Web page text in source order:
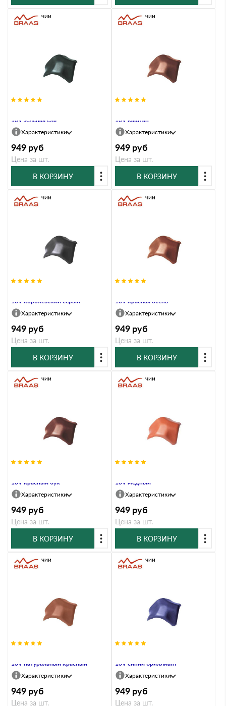
13V зеленая ель
В наличии
Характеристики
949 руб
Цена за шт.
В КОРЗИНУ
13V каштан
В наличии
Характеристики
949 руб
Цена за шт.
В КОРЗИНУ
13V королевский серый
В наличии
Характеристики
949 руб
Цена за шт.
В КОРЗИНУ
13V красная осень
В наличии
Характеристики
949 руб
Цена за шт.
В КОРЗИНУ
13V красный бук
В наличии
Характеристики
949 руб
Цена за шт.
В КОРЗИНУ
13V медный
В наличии
Характеристики
949 руб
Цена за шт.
В КОРЗИНУ
13V натуральный красный
В наличии
Характеристики
949 руб
Цена за шт.
13V синий бриллиант
В наличии
Характеристики
949 руб
Цена за шт.